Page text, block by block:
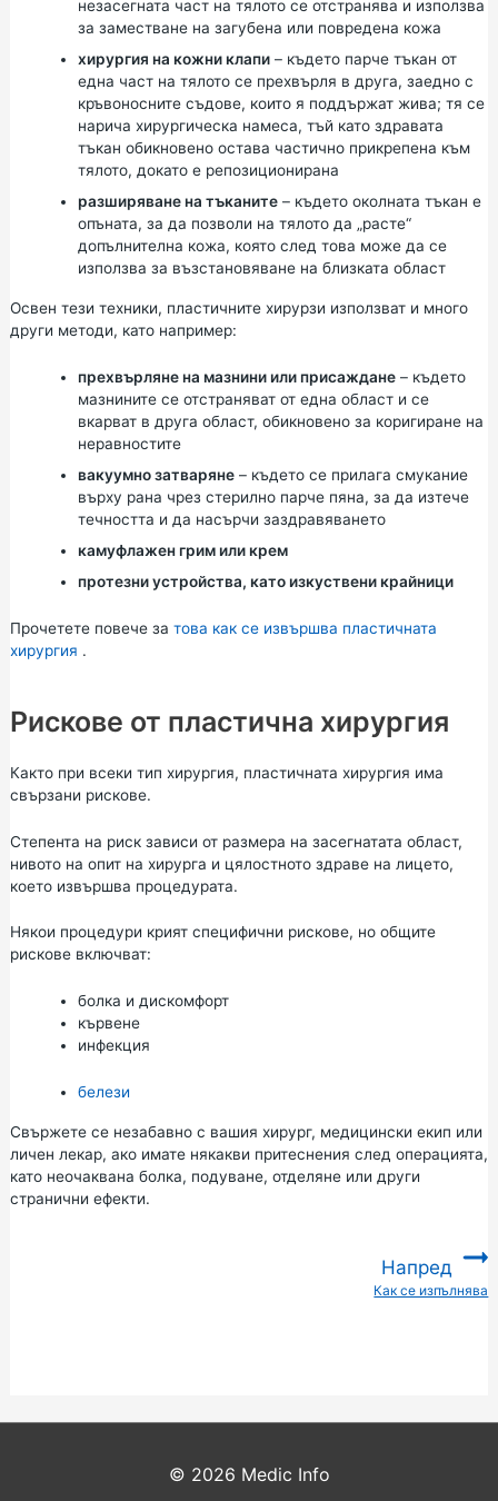
незасегната част на тялото се отстранява и използва
за заместване на загубена или повредена кожа
хирургия на кожни клапи– където парче тъкан от
една част на тялото се прехвърля в друга, заедно с
кръвоносните съдове, които я поддържат жива; тя се
нарича хирургическа намеса, тъй като здравата
тъкан обикновено остава частично прикрепена към
тялото, докато е репозиционирана
разширяване на тъканите– където околната тъкан е
опъната, за да позволи на тялото да „расте“
допълнителна кожа, която след това може да се
използва за възстановяване на близката област
Освен тези техники, пластичните хирурзи използват и много
други методи, като например:
прехвърляне на мазнини или присаждане– където
мазнините се отстраняват от една област и се
вкарват в друга област, обикновено за коригиране на
неравностите
вакуумно затваряне– където се прилага смукание
върху рана чрез стерилно парче пяна, за да изтече
течността и да насърчи заздравяването
камуфлажен грим или крем
протезни устройства, като изкуствени крайници
Прочетете повече за това как се извършва пластичната
хирургия .
Рискове от пластична хирургия
Както при всеки тип хирургия, пластичната хирургия има
свързани рискове.
Степента на риск зависи от размера на засегнатата област,
нивото на опит на хирурга и цялостното здраве на лицето,
което извършва процедурата.
Някои процедури крият специфични рискове, но общите
рискове включват:
болка и дискомфорт
кървене
инфекция
белези
Свържете се незабавно с вашия хирург, медицински екип или
личен лекар, ако имате някакви притеснения след операцията,
като неочаквана болка, подуване, отделяне или други
странични ефекти.
Напред
Как се изпълнява
© 2026 Medic Info